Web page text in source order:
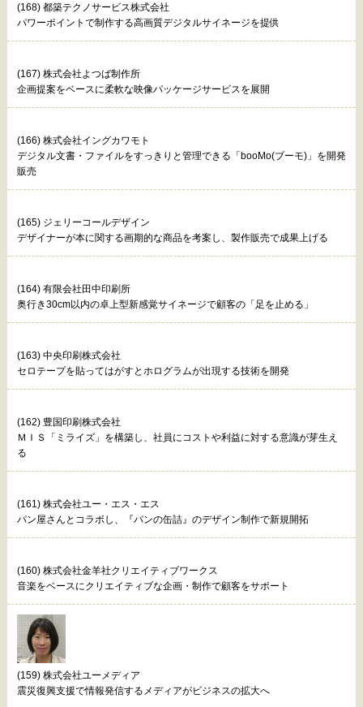
(168) 都築テクノサービス株式会社
パワーポイントで制作する高画質デジタルサイネージを提供
(167) 株式会社よつば制作所
企画提案をベースに柔軟な映像パッケージサービスを展開
(166) 株式会社イングカワモト
デジタル文書・ファイルをすっきりと管理できる「booMo(ブーモ)」を開発
販売
(165) ジェリーコールデザイン
デザイナーが本に関する画期的な商品を考案し、製作販売で成果上げる
(164) 有限会社田中印刷所
奥行き30cm以内の卓上型新感覚サイネージで顧客の「足を止める」
(163) 中央印刷株式会社
セロテープを貼ってはがすとホログラムが出現する技術を開発
(162) 豊国印刷株式会社
ＭＩＳ「ミライズ」を構築し、社員にコストや利益に対する意識が芽生え
る
(161) 株式会社ユー・エス・エス
パン屋さんとコラボし、『パンの缶詰』のデザイン制作で新規開拓
(160) 株式会社金羊社クリエイティブワークス
音楽をベースにクリエイティブな企画・制作で顧客をサポート
(159) 株式会社ユーメディア
震災復興支援で情報発信するメディアがビジネスの拡大へ